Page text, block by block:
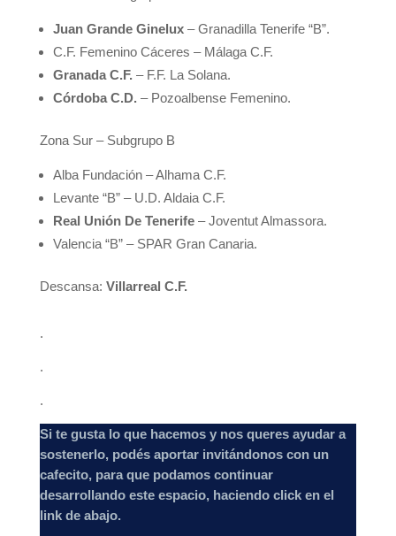
Juan Grande Ginelux– Granadilla Tenerife “B”.
C.F. Femenino Cáceres – Málaga C.F.
Granada C.F. – F.F. La Solana.
Córdoba C.D. – Pozoalbense Femenino.
Zona Sur – Subgrupo B
Alba Fundación – Alhama C.F.
Levante “B” – U.D. Aldaia C.F.
Real Unión De Tenerife– Joventut Almassora.
Valencia “B” – SPAR Gran Canaria.
Descansa: Villarreal C.F.
.
.
.
Si te gusta lo que hacemos y nos queres ayudar a
sostenerlo, podés aportar invitándonos con un
cafecito, para que podamos continuar
desarrollando este espacio, haciendo click en el
link de abajo.